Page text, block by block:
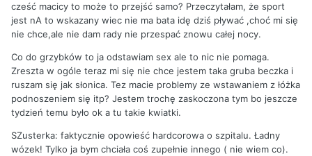
cześć macicy to może to przejść samo? Przeczytałam, że sport
jest nA to wskazany wiec nie ma bata idę dziś pływać ,choć mi się
nie chce,ale nie dam rady nie przespać znowu całej nocy.
Co do grzybków to ja odstawiam sex ale to nic nie pomaga.
Zreszta w ogóle teraz mi się nie chce jestem taka gruba beczka i
ruszam się jak słonica. Tez macie problemy ze wstawaniem z łóżka
podnoszeniem się itp? Jestem trochę zaskoczona tym bo jeszcze
tydzień temu było ok a tu takie kwiatki.
SZusterka: faktycznie opowieść hardcorowa o szpitalu. Ładny
wózek! Tylko ja bym chciała coś zupełnie innego ( nie wiem co).